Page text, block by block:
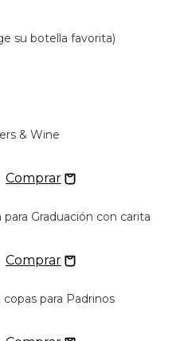
su botella favorita)
& Wine
para Graduación con carita
para Padrinos